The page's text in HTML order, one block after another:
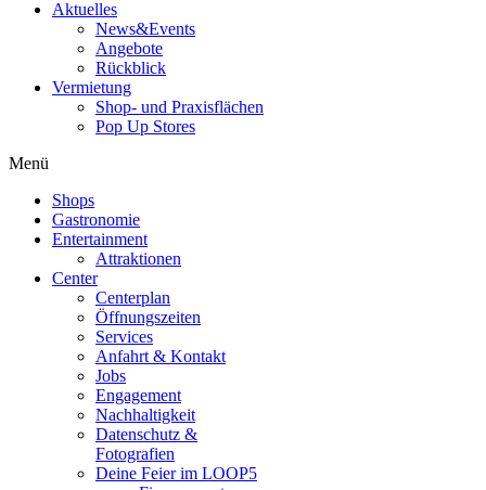
Aktuelles
News&Events
Angebote
Rückblick
Vermietung
Shop- und Praxisflächen
Pop Up Stores
Menü
Shops
Gastronomie
Entertainment
Attraktionen
Center
Centerplan
Öffnungszeiten
Services
Anfahrt & Kontakt
Jobs
Engagement
Nachhaltigkeit
Datenschutz &
Fotografien
Deine Feier im LOOP5